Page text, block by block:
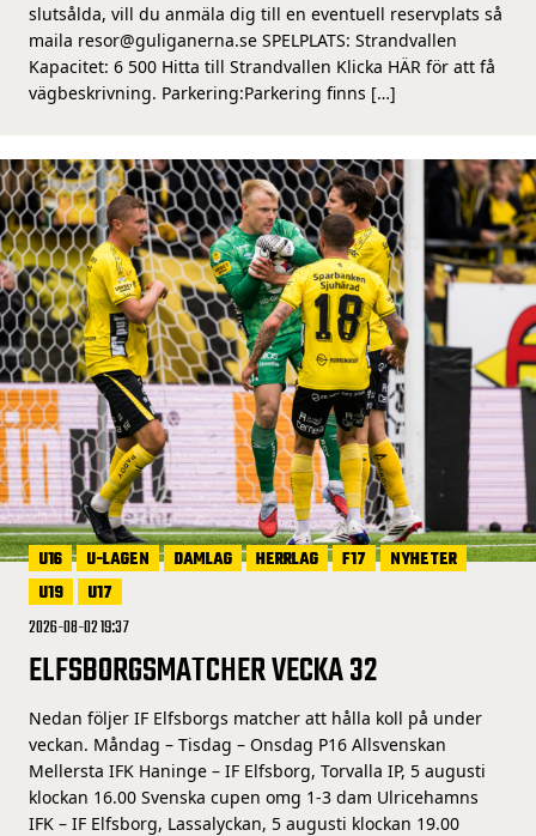
slutsålda, vill du anmäla dig till en eventuell reservplats så
maila resor@guliganerna.se SPELPLATS: Strandvallen
Kapacitet: 6 500 Hitta till Strandvallen Klicka HÄR för att få
vägbeskrivning. Parkering:Parkering finns […]
U16 U-LAGEN DAMLAG HERRLAG F17
NYHETER
U19
U17
2026-08-02 19:37
ELFSBORGSMATCHER VECKA 32
Nedan följer IF Elfsborgs matcher att hålla koll på under
veckan. Måndag – Tisdag – Onsdag P16 Allsvenskan
Mellersta IFK Haninge – IF Elfsborg, Torvalla IP, 5 augusti
klockan 16.00 Svenska cupen omg 1-3 dam Ulricehamns
IFK – IF Elfsborg, Lassalyckan, 5 augusti klockan 19.00